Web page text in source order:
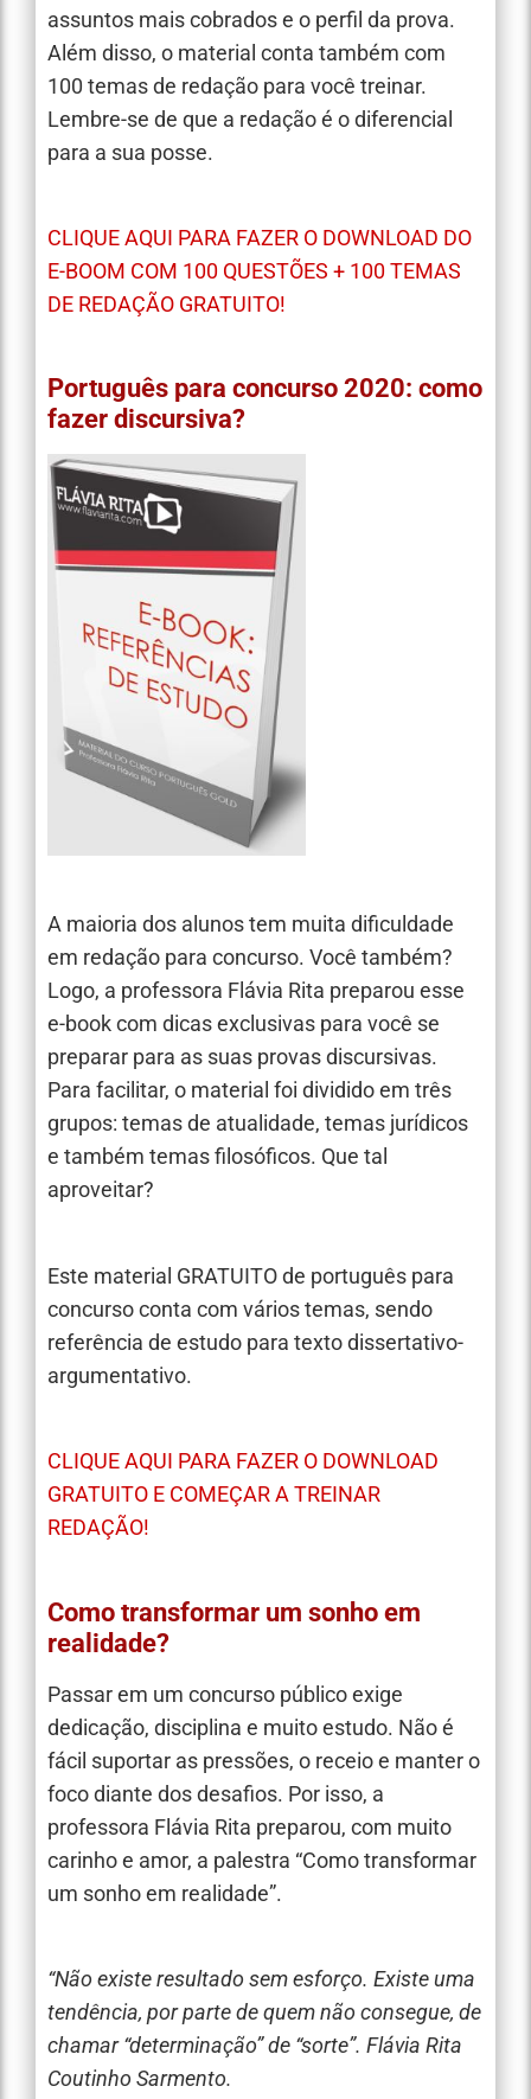
assuntos mais cobrados e o perfil da prova.
Além disso, o material conta também com
100 temas de redação para você treinar.
Lembre-se de que a redação é o diferencial
para a sua posse.
CLIQUE AQUI PARA FAZER O DOWNLOAD DO
E-BOOM COM 100 QUESTÕES + 100 TEMAS
DE REDAÇÃO GRATUITO!
Português para concurso 2020: como
fazer discursiva?
A maioria dos alunos tem muita dificuldade
em redação para concurso. Você também?
Logo, a professora Flávia Rita preparou esse
e-book com dicas exclusivas para você se
preparar para as suas provas discursivas.
Para facilitar, o material foi dividido em três
grupos: temas de atualidade, temas jurídicos
e também temas filosóficos. Que tal
aproveitar?
Este material GRATUITO de português para
concurso conta com vários temas, sendo
referência de estudo para texto dissertativo-
argumentativo.
CLIQUE AQUI PARA FAZER O DOWNLOAD
GRATUITO E COMEÇAR A TREINAR
REDAÇÃO!
Como transformar um sonho em
realidade?
Passar em um concurso público exige
dedicação, disciplina e muito estudo. Não é
fácil suportar as pressões, o receio e manter o
foco diante dos desafios. Por isso, a
professora Flávia Rita preparou, com muito
carinho e amor, a palestra “Como transformar
um sonho em realidade”.
“Não existe resultado sem esforço. Existe uma
tendência, por parte de quem não consegue, de
chamar “determinação” de “sorte”. Flávia Rita
Coutinho Sarmento.